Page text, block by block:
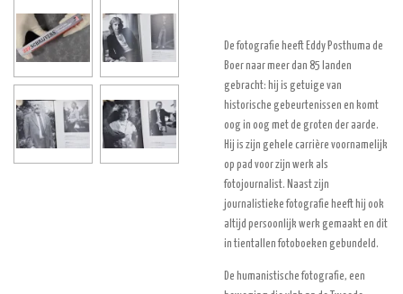
De fotografie heeft Eddy Posthuma de
Boer naar meer dan 85 landen
gebracht: hij is getuige van
historische gebeurtenissen en komt
oog in oog met de groten der aarde.
Hij is zijn gehele carrière voornamelijk
op pad voor zijn werk als
fotojournalist. Naast zijn
journalistieke fotografie heeft hij ook
altijd persoonlijk werk gemaakt en dit
in tientallen fotoboeken gebundeld.
De humanistische fotografie, een